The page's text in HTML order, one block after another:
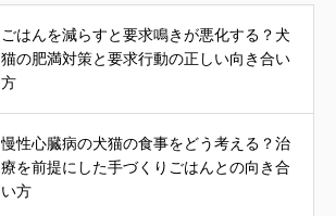
ごはんを減らすと要求鳴きが悪化する？犬
猫の肥満対策と要求行動の正しい向き合い
方
慢性心臓病の犬猫の食事をどう考える？治
療を前提にした手づくりごはんとの向き合
い方